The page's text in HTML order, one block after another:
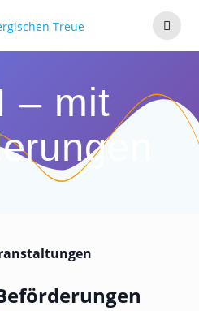
Inhalt
– mit